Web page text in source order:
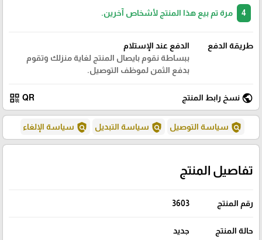
مرة تم بيع هذا المنتج لأشخاص آخرين.
طريقة الدفع
الدفع عند الإستلام
ببساطة نقوم بايصال المنتج لغاية منزلك وتقوم
بدفع الثمن لموظف التوصيل.
public نسخ رابط المنتج QR
qr_code
policy سياسة التوصيل policy سياسة التبديل policy سياسة الإلغاء
تفاصيل المنتج
رقم المنتج 3603
حالة المنتج جديد